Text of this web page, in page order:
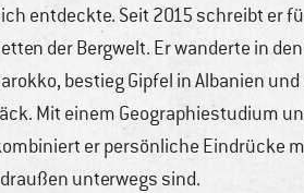
entdeckte. Seit 2015 schreibt er
der Bergwelt. Er wanderte in
bestieg Gipfel in Albanien
Mit einem Geographiestudium
er persönliche Eindrücke
unterwegs sind.